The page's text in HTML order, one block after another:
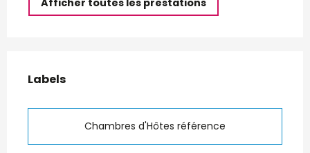
Offres de prestations
Labels
Labels
Chambres d'Hôtes référence